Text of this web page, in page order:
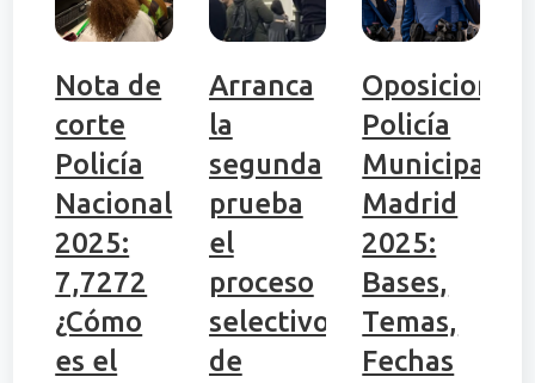
Nota de
corte
Policía
Nacional
2025:
7,7272
¿Cómo
es el
Arranca
la
segunda
prueba
el
proceso
selectivo
de
Oposiciones
Policía
Municipal
Madrid
2025:
Bases,
Temas,
Fechas